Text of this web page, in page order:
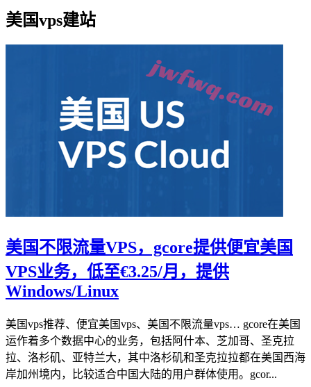
美国vps建站
美国不限流量VPS，gcore提供便宜美国
VPS业务，低至€3.25/月，提供
Windows/Linux
美国vps推荐、便宜美国vps、美国不限流量vps… gcore在美国
运作着多个数据中心的业务，包括阿什本、芝加哥、圣克拉
拉、洛杉矶、亚特兰大，其中洛杉矶和圣克拉拉都在美国西海
岸加州境内，比较适合中国大陆的用户群体使用。gcor...